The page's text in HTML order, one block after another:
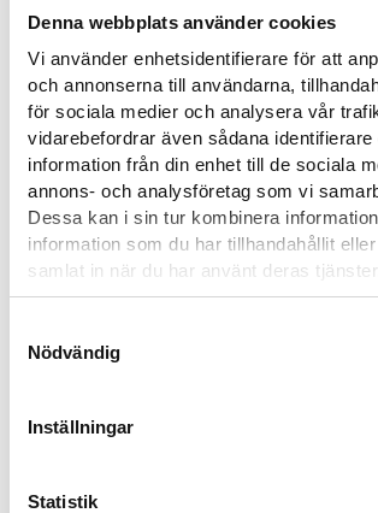
Denna webbplats använder cookies
Vi använder enhetsidentifierare för att
och annonserna till användarna,
för sociala medier och analysera vår
vidarebefordrar även sådana identifierare
information från din enhet till de sociala
annons- och analysföretag som vi
Dessa kan i sin tur kombinera
information som du har tillhandahållit
samlat in när du har använt deras tjänster.
Nödvändig
Inställningar
Statistik
NOELS STORA SHOW I 3-0-SEGERN –
MED VÅRA FANS”